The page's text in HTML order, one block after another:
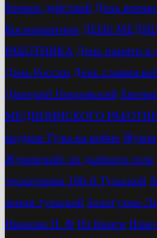
боевых действий День
Космонавтики ДЕНЬ
РАБОТНИКА День памяти и
День России День
Дмитрий Покровский
МЕДИЦИНСКОГО
медики Тулы на войне Жуков
Жуковский: из далёкого села
десантники 106-й Тульской
земли тульской Золотухин
Иванова Н. Ф Из Книги